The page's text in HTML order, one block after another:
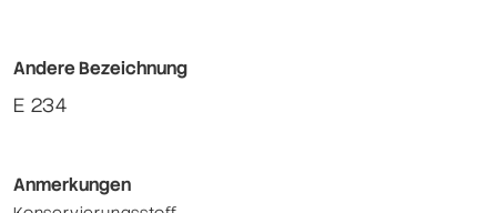
Andere Bezeichnung
E 234
Anmerkungen